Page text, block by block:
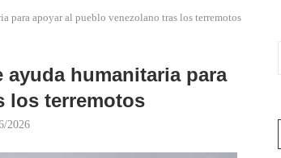
para apoyar al pueblo venezolano tras los terremotos
humanitaria para
los terremotos
2026